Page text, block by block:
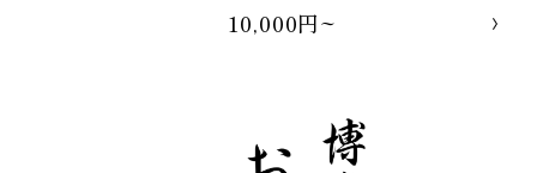
10,000円~